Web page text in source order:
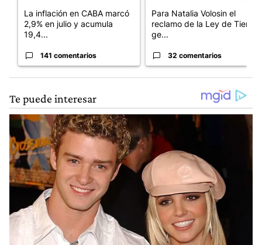
La inflación en CABA marcó
2,9% en julio y acumula
19,4...
141 comentarios
Para Natalia Volosin el
reclamo de la Ley de Tierras
ge...
32 comentarios